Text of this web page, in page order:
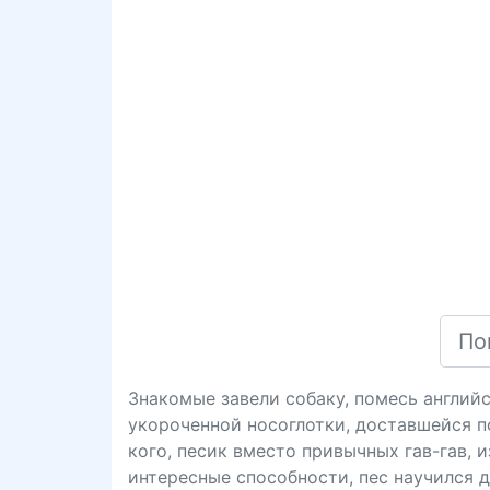
Знакомые завели собаку, помесь
укороченной носоглотки,
кого, песик вместо привычных гав-гав,
интересные способности, пес научился